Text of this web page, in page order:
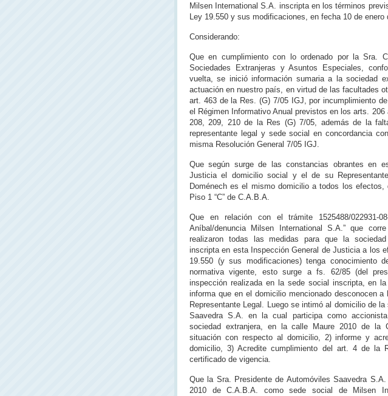
Milsen International S.A. inscripta en los términos
Ley 19.550 y sus modificaciones, en fecha 10 de enero
Considerando:
Que en cumplimiento con lo ordenado por la Sra.
Sociedades Extranjeras y Asuntos Especiales,
vuelta, se inició información sumaria a la sociedad
actuación en nuestro país, en virtud de las facultades
art. 463 de la Res. (G) 7/05 IGJ, por incumplimiento
el Régimen Informativo Anual previstos en los arts.
208, 209, 210 de la Res (G) 7/05, además de la
representante legal y sede social en concordancia
misma Resolución General 7/05 IGJ.
Que según surge de las constancias obrantes en
Justicia el domicilio social y el de su
Doménech es el mismo domicilio a todos los efectos,
Piso 1 “C” de C.A.B.A.
Que en relación con el trámite 1525488/022931-
Aníbal/denuncia Milsen International S.A.” que
realizaron todas las medidas para que la
inscripta en esta Inspección General de Justicia a los
19.550 (y sus modificaciones) tenga conocimiento
normativa vigente, esto surge a fs. 62/85 (del
inspección realizada en la sede social inscripta, en
informa que en el domicilio mencionado desconocen
Representante Legal. Luego se intimó al domicilio de
Saavedra S.A. en la cual participa como
sociedad extranjera, en la calle Maure 2010 de la
situación con respecto al domicilio, 2) informe y
domicilio, 3) Acredite cumplimiento del art. 4 de la
certificado de vigencia.
Que la Sra. Presidente de Automóviles Saavedra
2010 de C.A.B.A. como sede social de Milsen